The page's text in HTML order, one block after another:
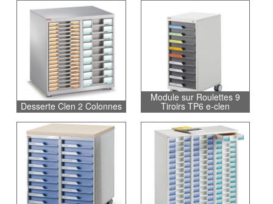
Desserte Clen 2 Colonnes
Module sur Roulettes 9
Tiroirs TP6 e-clen